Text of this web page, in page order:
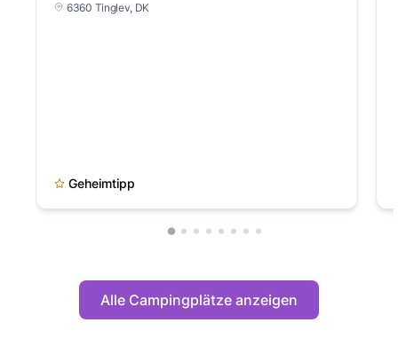
6360 Tinglev, DK
Geheimtipp
Alle Campingplätze anzeigen